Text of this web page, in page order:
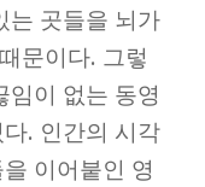
는 곳들을 뇌가
문이다. 그렇
임이 없는 동영
. 인간의 시각
이어붙인 영